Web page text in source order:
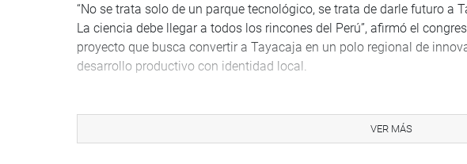
“No se trata solo de un parque tecnológico, se trata de darle futuro a
La ciencia debe llegar a todos los rincones del Perú”, afirmó el
proyecto que busca convertir a Tayacaja en un polo regional de
desarrollo productivo con identidad local.
del país, incluyendo mejoras a la Ley de Patentes y mecanismos de
VER MÁS